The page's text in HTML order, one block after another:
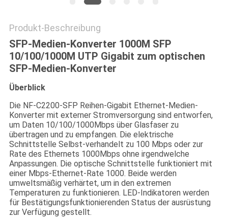
Produkt-Beschreibung
SFP-Medien-Konverter 1000M SFP
10/100/1000M UTP Gigabit zum optischen
SFP-Medien-Konverter
Überblick
Die NF-C2200-SFP Reihen-Gigabit Ethernet-Medien-
Konverter mit externer Stromversorgung sind entworfen,
um Daten 10/100/1000Mbps über Glasfaser zu
übertragen und zu empfangen. Die elektrische
Schnittstelle Selbst-verhandelt zu 100 Mbps oder zur
Rate des Ethernets 1000Mbps ohne irgendwelche
Anpassungen. Die optische Schnittstelle funktioniert mit
einer Mbps-Ethernet-Rate 1000. Beide werden
umweltsmäßig verhärtet, um in den extremen
Temperaturen zu funktionieren. LED-Indikatoren werden
für Bestätigungsfunktionierenden Status der ausrüstung
zur Verfügung gestellt.